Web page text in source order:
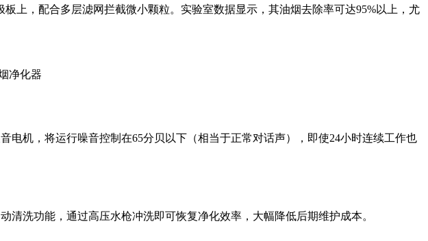
上，配合多层滤网拦截微小颗粒。实验室数据显示，其油烟去除率可达95%以上，尤
机，将运行噪音控制在65分贝以下（相当于正常对话声），即使24小时连续工作也
洗功能，通过高压水枪冲洗即可恢复净化效率，大幅降低后期维护成本。